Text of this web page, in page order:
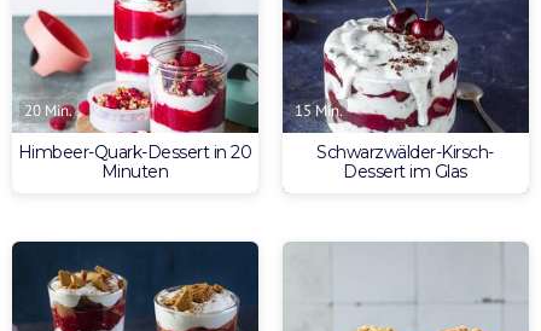
20 Min.
Himbeer-Quark-Dessert in 20
Minuten
15 Min.
Schwarzwälder-Kirsch-
Dessert im Glas